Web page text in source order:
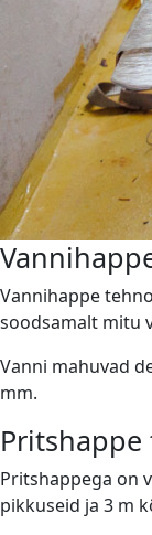
Vannihappe
soodsamalt mitu
Vanni mahuvad
mm.
Pritshappega on
pikkuseid ja 3 m